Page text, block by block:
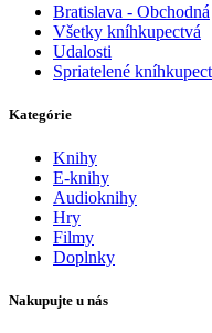
Bratislava - Obchodná
Všetky kníhkupectvá
Udalosti
Spriatelené
Kategórie
Knihy
E-knihy
Audioknihy
Hry
Filmy
Doplnky
Nakupujte u nás